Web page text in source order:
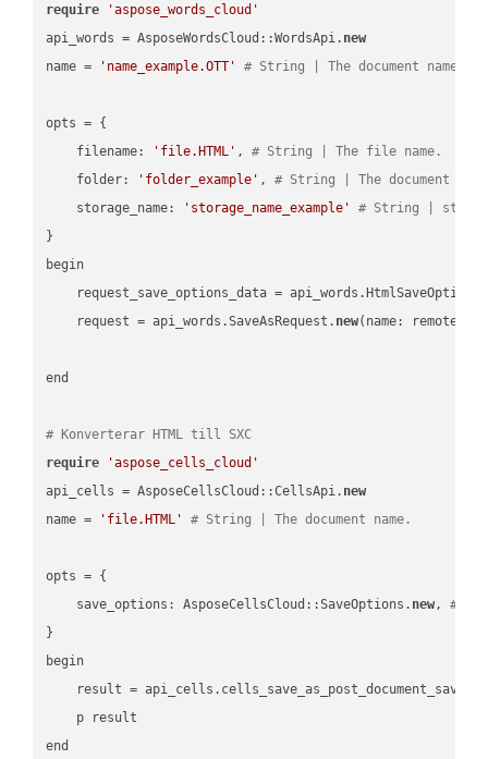
require
'aspose_words_cloud'
api_words = AsposeWordsCloud::WordsApi. new
name =
'name_example.OTT' # String | The document name.
opts = {
    filename:
'file.HTML' , # String | The file name.
    folder:
'folder_example' , # String | The document
    storage_name:
'storage_name_example'
# String |
}
begin
request_save_options_data =
    request = api_words.SaveAsRequest.
new(name:
end
# Konverterar HTML till SXC
require
'aspose_cells_cloud'
api_cells = AsposeCellsCloud::CellsApi. new
name =
'file.HTML' # String | The document name.
opts = {
    save_options: AsposeCellsCloud::SaveOptions.
new, #
}
begin
result =
    p result